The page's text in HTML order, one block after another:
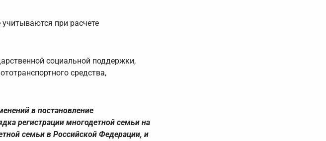
при расчете
социальной поддержки,
средства,
в постановление
регистрации многодетной семьи на
семьи в Российской Федерации, и